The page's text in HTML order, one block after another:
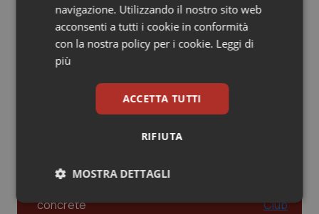
Provincia Autonoma di Trento
Puglia
Sardegna
Toscana
Umbria
Ipertensione & Scompenso
Malattie rare
Malattia di Crohn & Rettocolite Ulcerosa
Neuroscienze & patologie neurodegenerative
Obesità
Oftalmologia
Leadership Medica 2026: guidare team
clinici ad alte prestazioni
AI e telemedicina nello studio
odontoiatrico: applicazioni concrete e
navigazione. Utilizzando il nostro sito web
acconsenti a tutti i cookie in conformità
con la nostra policy per i cookie. Leggi di
più
ACCETTA TUTTI
RIFIUTA
MOSTRA DETTAGLI
Necessari Statistici Marketing